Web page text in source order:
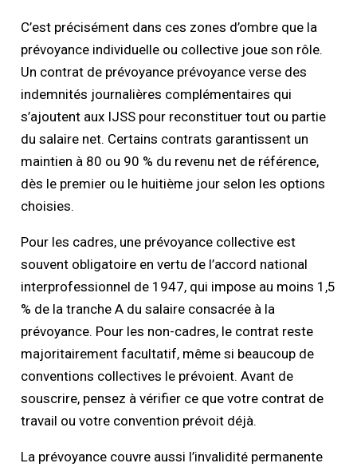
C’est précisément dans ces zones d’ombre que la
prévoyance individuelle ou collective joue son rôle.
Un contrat de prévoyance prévoyance verse des
indemnités journalières complémentaires qui
s’ajoutent aux IJSS pour reconstituer tout ou partie
du salaire net. Certains contrats garantissent un
maintien à 80 ou 90 % du revenu net de référence,
dès le premier ou le huitième jour selon les options
choisies.
Pour les cadres, une prévoyance collective est
souvent obligatoire en vertu de l’accord national
interprofessionnel de 1947, qui impose au moins 1,5
% de la tranche A du salaire consacrée à la
prévoyance. Pour les non-cadres, le contrat reste
majoritairement facultatif, même si beaucoup de
conventions collectives le prévoient. Avant de
souscrire, pensez à vérifier ce que votre contrat de
travail ou votre convention prévoit déjà.
La prévoyance couvre aussi l’invalidité permanente